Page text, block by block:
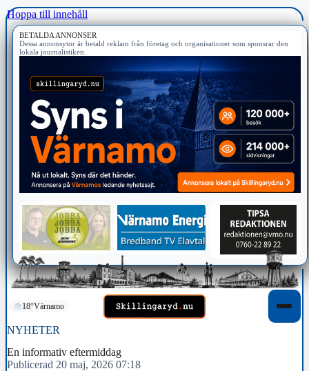
Hoppa till innehåll
BETALDA ANNONSER
Dessa annonsytor är betald reklam från företag och organisationer som sponsrar den
lokala journalistiken.
18°Värnamo
NYHETER
En informativ eftermiddag
Publicerad 20 maj, 2026 07:18